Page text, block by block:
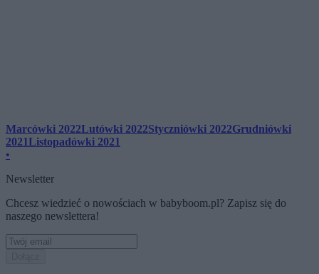
Marcówki 2022Lutówki 2022Styczniówki 2022Grudniówki
2021Listopadówki 2021
•
Newsletter
Chcesz wiedzieć o nowościach w babyboom.pl? Zapisz się do
naszego newslettera!